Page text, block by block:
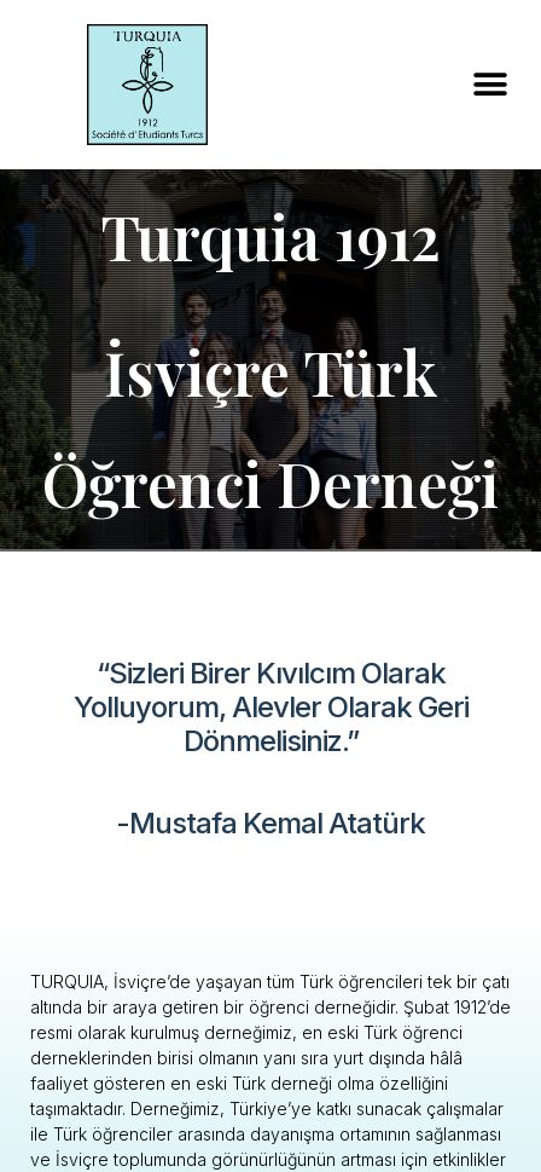
Turquia 1912
İsviçre Türk
Öğrenci Derneği
“Sizleri Birer Kıvılcım Olarak
Yolluyorum, Alevler Olarak Geri
Dönmelisiniz.”
-Mustafa Kemal Atatürk
TURQUIA, İsviçre’de yaşayan tüm Türk öğrencileri tek bir çatı
altında bir araya getiren bir öğrenci derneğidir. Şubat 1912’de
resmi olarak kurulmuş derneğimiz, en eski Türk öğrenci
derneklerinden birisi olmanın yanı sıra yurt dışında hâlâ
faaliyet gösteren en eski Türk derneği olma özelliğini
taşımaktadır. Derneğimiz, Türkiye’ye katkı sunacak çalışmalar
ile Türk öğrenciler arasında dayanışma ortamının sağlanması
ve İsviçre toplumunda görünürlüğünün artması için etkinlikler